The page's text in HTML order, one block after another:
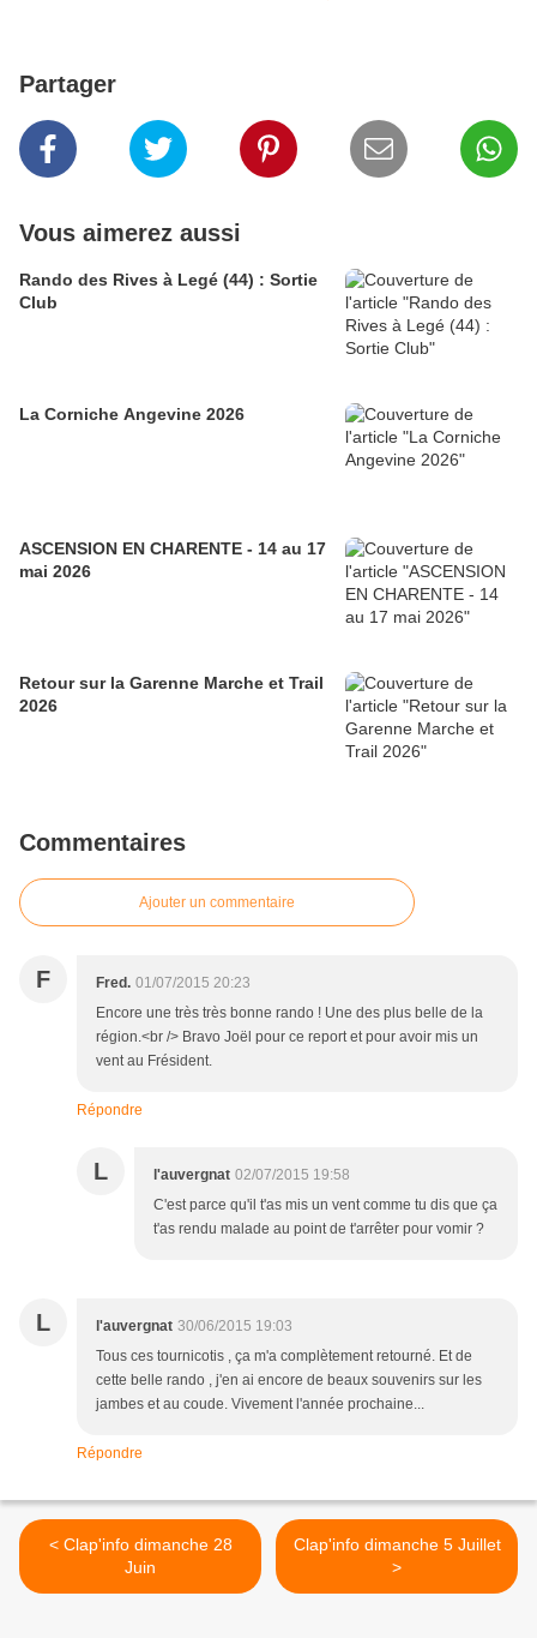
Partager
Vous aimerez aussi
Rando des Rives à Legé (44) : Sortie
Club
La Corniche Angevine 2026
ASCENSION EN CHARENTE - 14 au 17
mai 2026
Retour sur la Garenne Marche et Trail
2026
Commentaires
Ajouter un commentaire
F Fred. 01/07/2015 20:23
Encore une très très bonne rando ! Une des plus belle de la
région.<br /> Bravo Joël pour ce report et pour avoir mis un
vent au Frésident.
Répondre
L l'auvergnat 02/07/2015 19:58
C'est parce qu'il t'as mis un vent comme tu dis que ça
t'as rendu malade au point de t'arrêter pour vomir ?
L l'auvergnat 30/06/2015 19:03
Tous ces tournicotis , ça m'a complètement retourné. Et de
cette belle rando , j'en ai encore de beaux souvenirs sur les
jambes et au coude. Vivement l'année prochaine...
Répondre
< Clap'info dimanche 28
Juin
Clap'info dimanche 5 Juillet
>